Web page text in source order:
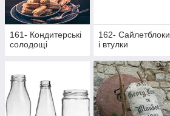
161- Кондитерські
солодощі
162- Cайлетблоки
і втулки